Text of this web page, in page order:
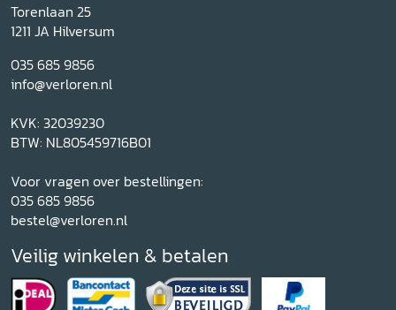
Torenlaan 25
1211 JA Hilversum
035 685 9856
info@verloren.nl
KVK: 32039230
BTW: NL805459716B01
Voor vragen over bestellingen:
035 685 9856
bestel@verloren.nl
Veilig winkelen & betalen